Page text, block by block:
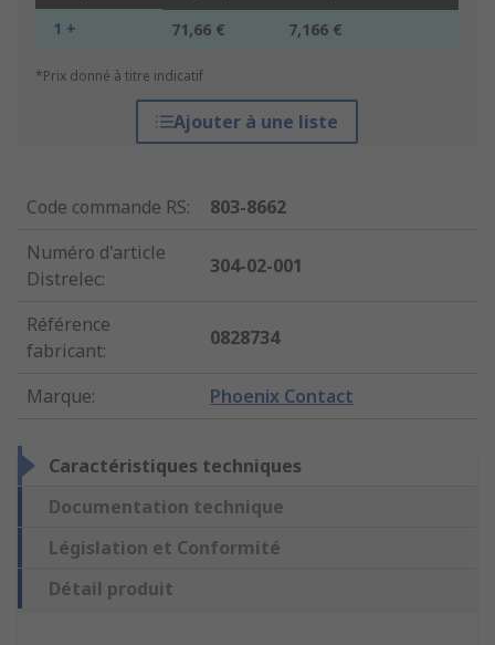
1 + 71,66 € 7,166 €
*Prix donné à titre indicatif
Ajouter à une liste
Code commande RS:
803-8662
Numéro d'article
Distrelec:
304-02-001
Référence
fabricant:
0828734
Marque: Phoenix Contact
Caractéristiques techniques
Documentation technique
Législation et Conformité
Détail produit